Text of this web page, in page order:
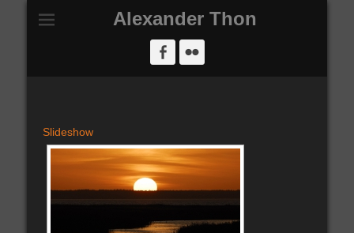
Alexander Thon
Facebook
Flickr
Slideshow